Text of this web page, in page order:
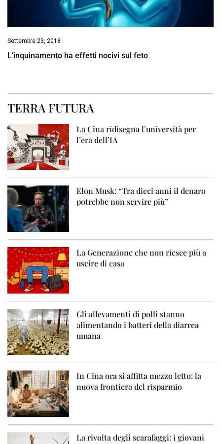
Settembre 23, 2018
L’inquinamento ha effetti nocivi sul feto
TERRA FUTURA
La Cina ridisegna l’università per
l’era dell’IA
Elon Musk: “Tra dieci anni il denaro
potrebbe non servire più”
La Generazione che non riesce più a
uscire di casa
Gli allevamenti di polli stanno
alimentando i batteri della diarrea
umana
In Cina ora si affitta mezzo letto: la
nuova frontiera del risparmio
La rivolta degli scarafaggi: i giovani